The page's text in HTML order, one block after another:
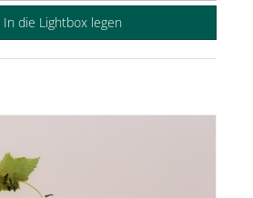
In die Lightbox legen